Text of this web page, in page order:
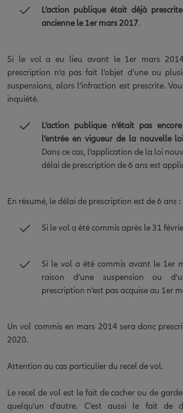
L’action publique était déjà
ancienne le 1er mars 2017.
Si le vol a eu lieu avant le 1er mars
prescription n’a pas fait l’objet d’une ou
suspensions, alors l’infraction est prescrite.
inquiété.
L’action publique n’était pas
l’entrée en vigueur de la nouvelle
Dans ce cas, l’application de la loi
délai de prescription de 6 ans est
En résumé, le délai de prescription est de 6 ans :
Si le vol a été commis après le 31
Si le vol a été commis avant le 1er
raison d’une suspension ou
prescription n’est pas acquise au 1er
Un vol commis en mars 2014 sera donc
2020.
Attention au cas particulier du recel de vol.
Le recel de vol est le fait de cacher ou de
quelqu'un d'autre. C'est aussi le fait de